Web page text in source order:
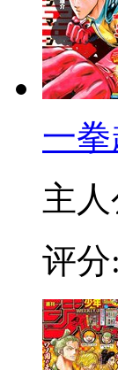
一拳
主
评分: